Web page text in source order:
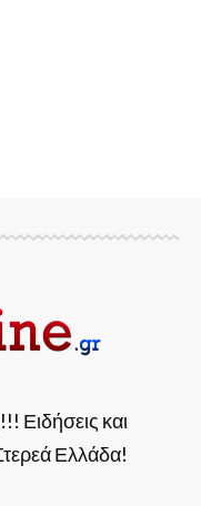
Ειδήσεις και
Ελλάδα!